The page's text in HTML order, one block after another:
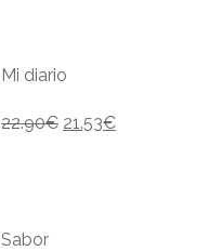
Mi diario
22.90€ 21.53€
Sabor